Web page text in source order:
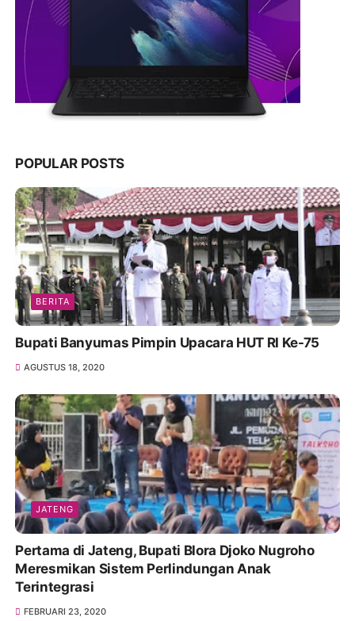
POPULAR POSTS
BERITA
Bupati Banyumas Pimpin Upacara HUT RI Ke-75
AGUSTUS 18, 2020
JATENG
Pertama di Jateng, Bupati Blora Djoko Nugroho
Meresmikan Sistem Perlindungan Anak
Terintegrasi
FEBRUARI 23, 2020